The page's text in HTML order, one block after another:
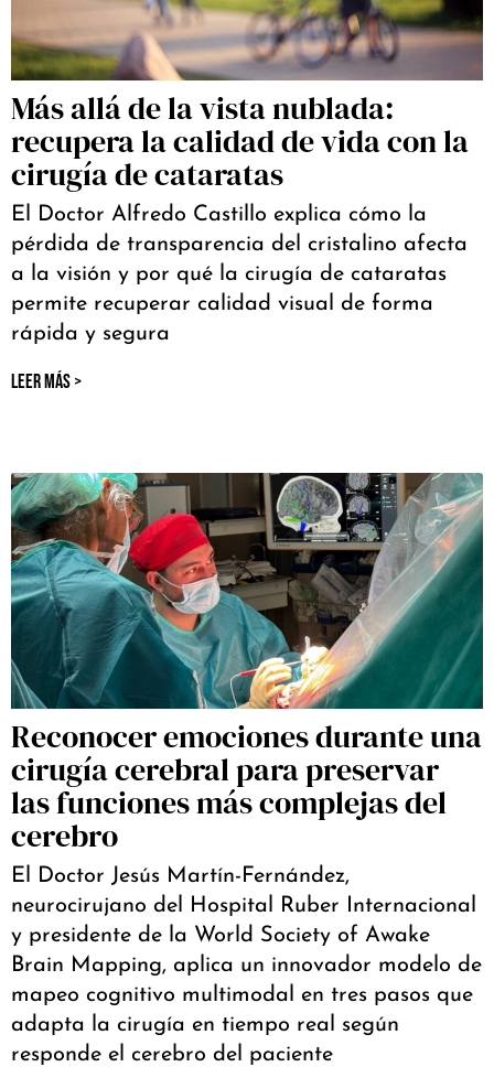
Más allá de la vista nublada:
recupera la calidad de vida con la
cirugía de cataratas
El Doctor Alfredo Castillo explica cómo la
pérdida de transparencia del cristalino afecta
a la visión y por qué la cirugía de cataratas
permite recuperar calidad visual de forma
rápida y segura
LEER MÁS >
Reconocer emociones durante una
cirugía cerebral para preservar
las funciones más complejas del
cerebro
El Doctor Jesús Martín-Fernández,
neurocirujano del Hospital Ruber Internacional
y presidente de la World Society of Awake
Brain Mapping, aplica un innovador modelo de
mapeo cognitivo multimodal en tres pasos que
adapta la cirugía en tiempo real según
responde el cerebro del paciente